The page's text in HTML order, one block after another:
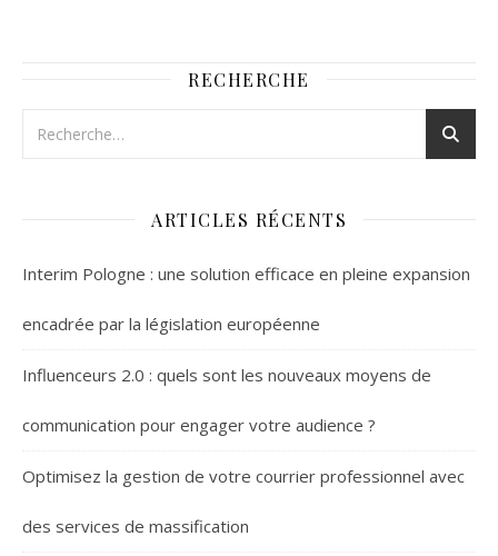
RECHERCHE
ARTICLES RÉCENTS
Interim Pologne : une solution efficace en pleine expansion
encadrée par la législation européenne
Influenceurs 2.0 : quels sont les nouveaux moyens de
communication pour engager votre audience ?
Optimisez la gestion de votre courrier professionnel avec
des services de massification